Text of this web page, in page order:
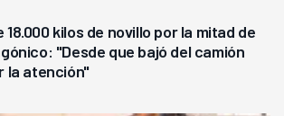
18.000 kilos de novillo por la mitad de
"Desde que bajó del camión
la atención"